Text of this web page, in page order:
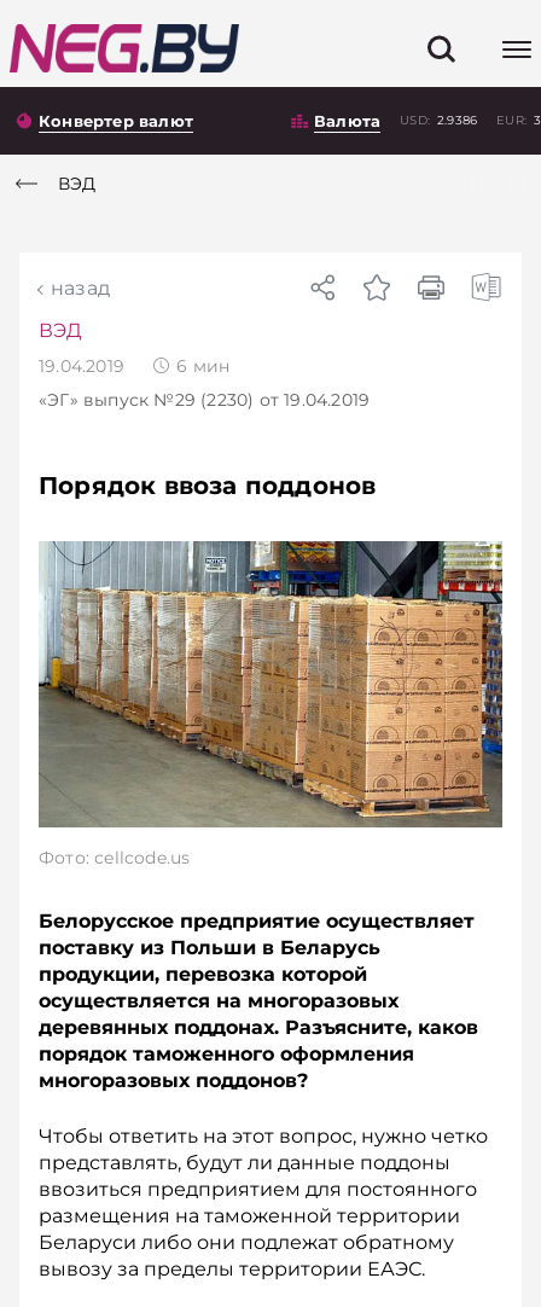
Конвертер валют Валюта USD: 2.9386 EUR:
ВЭД
назад
ВЭД
19.04.2019 6 мин
«ЭГ» выпуск №29 (2230) от 19.04.2019
Порядок ввоза поддонов
Фото: cellcode.us
Белорусское предприятие осуществляет
поставку из Польши в Беларусь
продукции, перевозка которой
осуществляется на многоразовых
деревянных поддонах. Разъясните, каков
порядок таможенного оформления
многоразовых поддонов?
Чтобы ответить на этот вопрос, нужно четко
представлять, будут ли данные поддоны
ввозиться пред­приятием для постоянного
размещения на таможенной территории
Беларуси либо они подлежат обратному
вывозу за пределы территории ЕАЭС.